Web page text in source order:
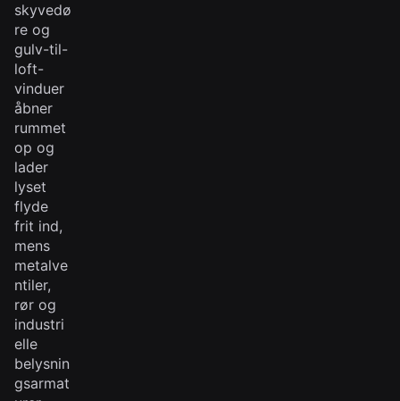
skyvedø
re og
gulv-til-
loft-
vinduer
åbner
rummet
op og
lader
lyset
flyde
frit ind,
mens
metalve
ntiler,
rør og
industri
elle
belysnin
gsarmat